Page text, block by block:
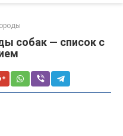
собак — список с